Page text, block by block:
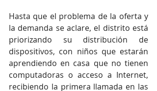
Hasta que el problema de la oferta y
la demanda se aclare, el distrito está
priorizando su distribución de
dispositivos, con niños que estarán
aprendiendo en casa que no tienen
computadoras o acceso a Internet,
recibiendo la primera llamada en las